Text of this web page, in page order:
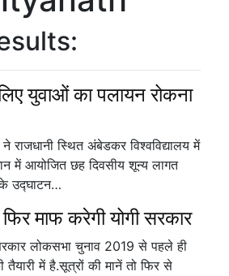
युवाओं का पलायन रोकना
राजधानी स्थित अंबेडकर विश्वविद्यालय में
में आयोजित छह दिवसीय शून्य लागत
के उद्घाटन…
माफ करेगी योगी सरकार
लोकसभा चुनाव 2019 से पहले ही
में है.सूत्रों की मानें तो फिर से